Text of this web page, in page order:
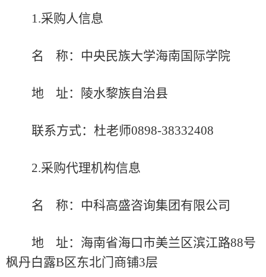
1.采购人信息
名 称： 中央民族大学海南国际学院
地 址： 陵水黎族自治县
联系方式： 杜老师0898-38332408
2.采购代理机构信息
名 称：中科高盛咨询集团有限公司
地 址：海南省海口市美兰区滨江路88号
枫丹白露B区东北门商铺3层